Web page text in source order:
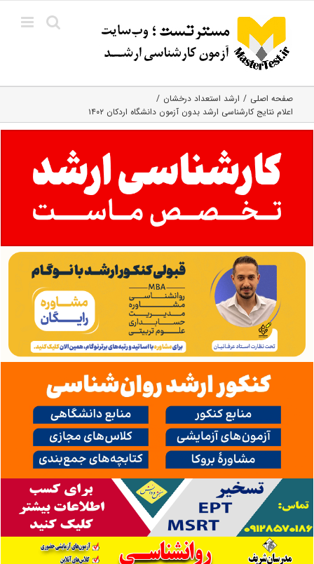
content
صفحه اصلی
ارشد استعداد درخشان
اعلام نتایج کارشناسی ارشد بدون آزمون دانشگاه اردکان ۱۴۰۲